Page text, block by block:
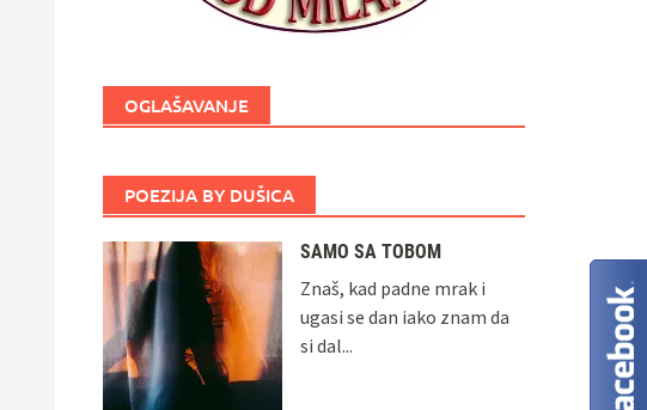
OGLAŠAVANJE
POEZIJA BY DUŠICA
SAMO SA TOBOM
Znaš, kad padne mrak i
ugasi se dan iako znam da
si dal...